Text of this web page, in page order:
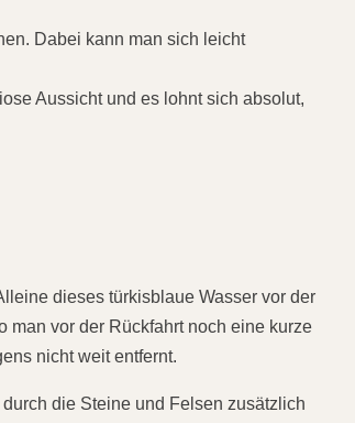
Dabei kann man sich leicht
Aussicht und es lohnt sich absolut,
dieses türkisblaue Wasser vor der
man vor der Rückfahrt noch eine kurze
nicht weit entfernt.
die Steine und Felsen zusätzlich